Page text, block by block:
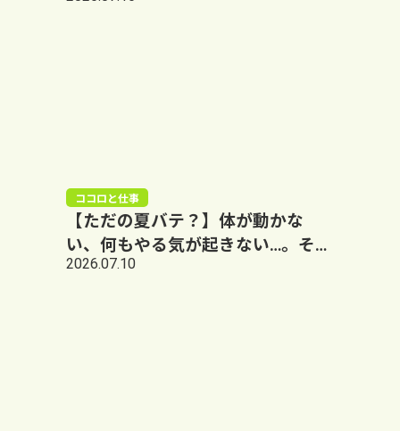
ココロと仕事
【ただの夏バテ？】体が動かな
い、何もやる気が起きない…。それ
は脳が限界を迎えた「夏うつ」の
2026.07.10